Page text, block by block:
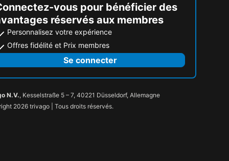
vous pour bénéficier des
réservés aux membres
Personnalisez votre expérience
Offres fidélité et Prix membres
Se connecter
N.V., Kesselstraße 5 – 7, 40221 Düsseldorf, Allemagne
2026 trivago | Tous droits réservés.